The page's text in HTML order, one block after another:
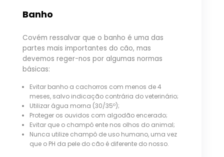
Banho
Covém ressalvar que o banho é uma das
partes mais importantes do cão, mas
devemos reger-nos por algumas normas
básicas:
Evitar banho a cachorros com menos de 4
meses, salvo indicação contrária do veterinário;
Utilizar água morna (30/35º);
Proteger os ouvidos com algodão encerado;
Evitar que o champô ente nos olhos do animal;
Nunca utilize champô de uso humano, uma vez
que o PH da pele do cão é diferente do nosso.